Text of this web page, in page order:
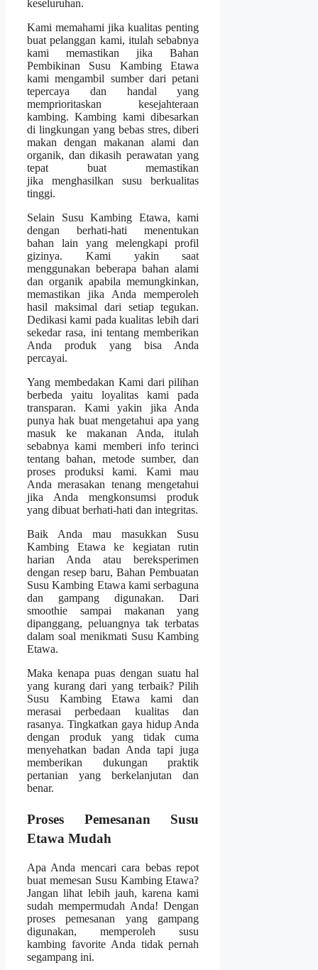
keseluruhan.
Kami memahami jika kualitas penting
buat pelanggan kami, itulah sebabnya
kami memastikan jika Bahan
Pembikinan Susu Kambing Etawa
kami mengambil sumber dari petani
tepercaya dan handal yang
memprioritaskan kesejahteraan
kambing. Kambing kami dibesarkan
di lingkungan yang bebas stres, diberi
makan dengan makanan alami dan
organik, dan dikasih perawatan yang
tepat buat memastikan
jika menghasilkan susu berkualitas
tinggi.
Selain Susu Kambing Etawa, kami
dengan berhati-hati menentukan
bahan lain yang melengkapi profil
gizinya. Kami yakin saat
menggunakan beberapa bahan alami
dan organik apabila memungkinkan,
memastikan jika Anda memperoleh
hasil maksimal dari setiap tegukan.
Dedikasi kami pada kualitas lebih dari
sekedar rasa, ini tentang memberikan
Anda produk yang bisa Anda
percayai.
Yang membedakan Kami dari pilihan
berbeda yaitu loyalitas kami pada
transparan. Kami yakin jika Anda
punya hak buat mengetahui apa yang
masuk ke makanan Anda, itulah
sebabnya kami memberi info terinci
tentang bahan, metode sumber, dan
proses produksi kami. Kami mau
Anda merasakan tenang mengetahui
jika Anda mengkonsumsi produk
yang dibuat berhati-hati dan integritas.
Baik Anda mau masukkan Susu
Kambing Etawa ke kegiatan rutin
harian Anda atau bereksperimen
dengan resep baru, Bahan Pembuatan
Susu Kambing Etawa kami serbaguna
dan gampang digunakan. Dari
smoothie sampai makanan yang
dipanggang, peluangnya tak terbatas
dalam soal menikmati Susu Kambing
Etawa.
Maka kenapa puas dengan suatu hal
yang kurang dari yang terbaik? Pilih
Susu Kambing Etawa kami dan
merasai perbedaan kualitas dan
rasanya. Tingkatkan gaya hidup Anda
dengan produk yang tidak cuma
menyehatkan badan Anda tapi juga
memberikan dukungan praktik
pertanian yang berkelanjutan dan
benar.
Proses Pemesanan Susu
Etawa Mudah
Apa Anda mencari cara bebas repot
buat memesan Susu Kambing Etawa?
Jangan lihat lebih jauh, karena kami
sudah mempermudah Anda! Dengan
proses pemesanan yang gampang
digunakan, memperoleh susu
kambing favorite Anda tidak pernah
segampang ini.